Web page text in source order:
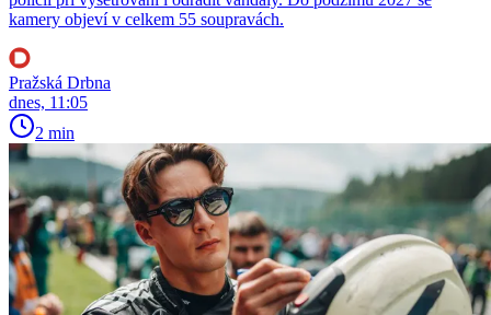
kamery objeví v celkem 55 soupravách.
Pražská Drbna
dnes, 11:05
2 min